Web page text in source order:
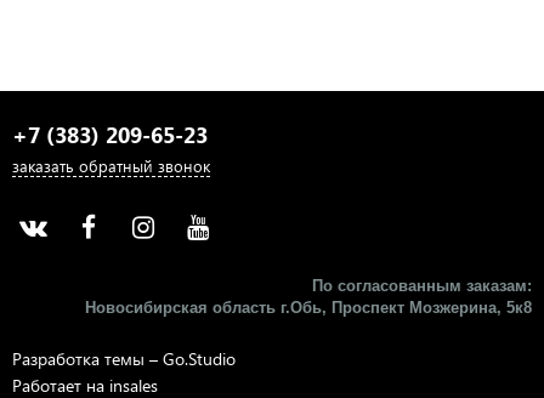
+7 (383) 209-65-23
заказать обратный звонок
По согласованным заказам:
Новосибирская область г.Обь, Проспект Мозжерина, 5к8​
Разработка темы – Go.Studio
Работает на insales